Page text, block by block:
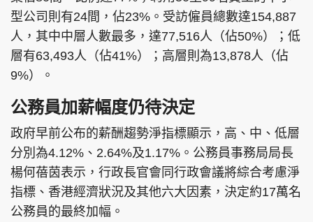
型公司則有24間，佔23%。受訪僱員總數達154,887
人，其中中層人數最多，達77,516人（佔50%）；低
層有63,493人（佔41%）；高層則為13,878人（佔
9%）。
公務員加薪幅度仍待決定
政府早前公布的薪酬趨勢淨指標顯示，高、中、低層
分別為4.12%、2.64%及1.17%。公務員事務局局長
楊何蓓茵表示，行政長官會同行政會議將綜合考慮淨
指標、香港經濟狀況及其他六大因素，決定約17萬名
公務員的最終加幅。